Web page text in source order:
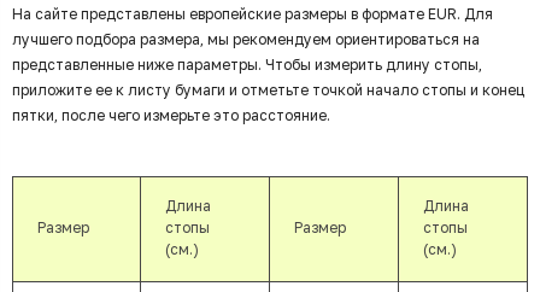
На сайте представлены европейские размеры в формате EUR. Для
лучшего подбора размера, мы рекомендуем ориентироваться на
представленные ниже параметры. Чтобы измерить длину стопы,
приложите ее к листу бумаги и отметьте точкой начало стопы и конец
пятки, после чего измерьте это расстояние.
Размер
Длина
стопы
(см.)
Размер
Длина
стопы
(см.)